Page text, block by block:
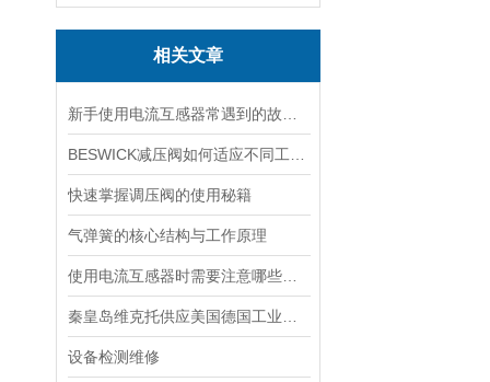
相关文章
快速掌握调压阀的使用秘籍
气弹簧的核心结构与工作原理
设备检测维修